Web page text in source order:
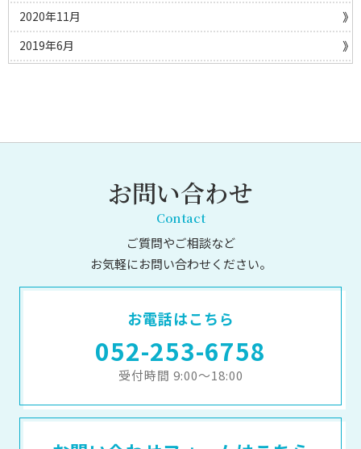
2020年11月
2019年6月
お問い合わせ
Contact
ご質問やご相談など
お気軽にお問い合わせください。
お電話はこちら
052-253-6758
受付時間 9:00～18:00